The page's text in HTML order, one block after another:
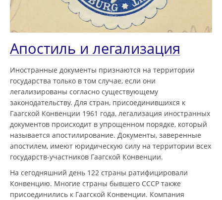
Апостиль и легализация
Иностранные документы признаются на территории
государства только в том случае, если они
легализированы согласно существующему
законодательству. Для стран, присоединившихся к
Гаагской Конвенции 1961 года, легализация иностранных
документов происходит в упрощенном порядке, который
называется апостилирование. Документы, заверенные
апостилем, имеют юридическую силу на территории всех
государств-участников Гаагской Конвенции.
На сегодняшний день 122 страны ратифицировали
Конвенцию. Многие страны бывшего СССР также
присоединились к Гаагской Конвенции. Компания